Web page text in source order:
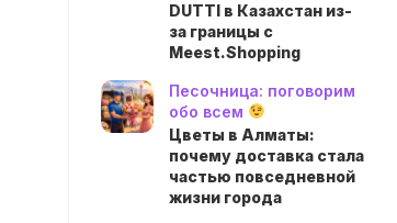
DUTTI в Казахстан из-
за границы с
Meest.Shopping
Песочница: поговорим
обо всем
Цветы в Алматы:
почему доставка стала
частью повседневной
жизни города